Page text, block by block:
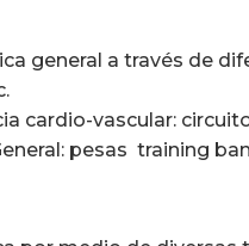
general a través de
cardio-vascular:
pesas  training